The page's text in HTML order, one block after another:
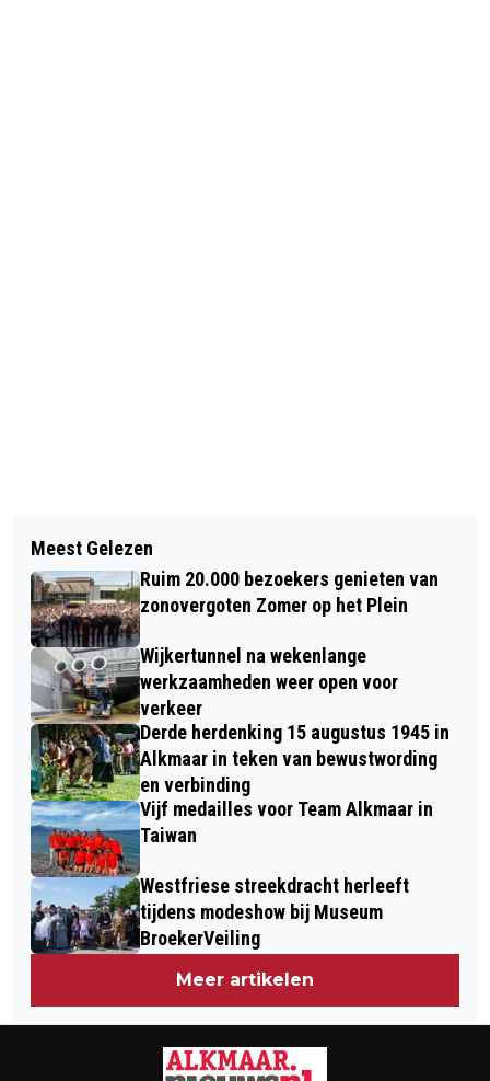
ERFBELASTING BESPAREN EN HOGE
EIGEN BIJDRAGE WLZ VOORKOMEN
MET SPECIAAL TESTAMENT
MOLENS OPENEN WEER DE DEUREN OP
NATIONALE MOLENDAGEN
Meest Gelezen
Ruim 20.000 bezoekers genieten van
zonovergoten Zomer op het Plein
Wijkertunnel na wekenlange
werkzaamheden weer open voor
verkeer
Derde herdenking 15 augustus 1945 in
Alkmaar in teken van bewustwording
en verbinding
Vijf medailles voor Team Alkmaar in
Taiwan
Westfriese streekdracht herleeft
tijdens modeshow bij Museum
BroekerVeiling
Meer artikelen